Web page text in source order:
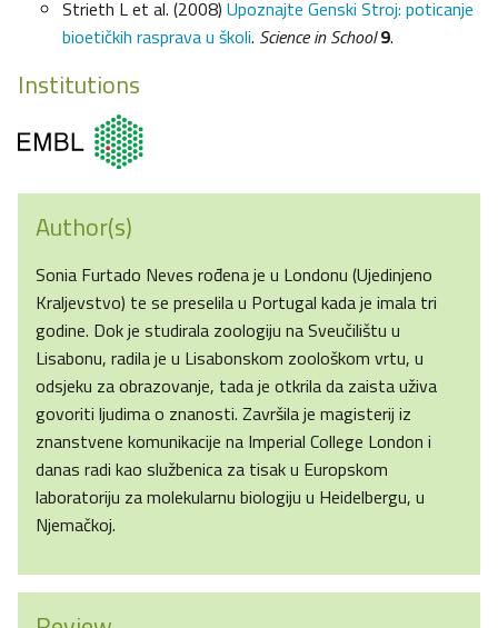
Strieth L et al. (2008) Upoznajte Genski Stroj: poticanje
bioetičkih rasprava u školi. Science in School 9.
Institutions
Author(s)
Sonia Furtado Neves rođena je u Londonu (Ujedinjeno
Kraljevstvo) te se preselila u Portugal kada je imala tri
godine. Dok je studirala zoologiju na Sveučilištu u
Lisabonu, radila je u Lisabonskom zoološkom vrtu, u
odsjeku za obrazovanje, tada je otkrila da zaista uživa
govoriti ljudima o znanosti. Završila je magisterij iz
znanstvene komunikacije na Imperial College London i
danas radi kao službenica za tisak u Europskom
laboratoriju za molekularnu biologiju u Heidelbergu, u
Njemačkoj.